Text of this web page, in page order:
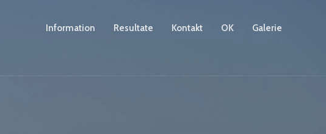
Information Resultate Kontakt OK Galerie